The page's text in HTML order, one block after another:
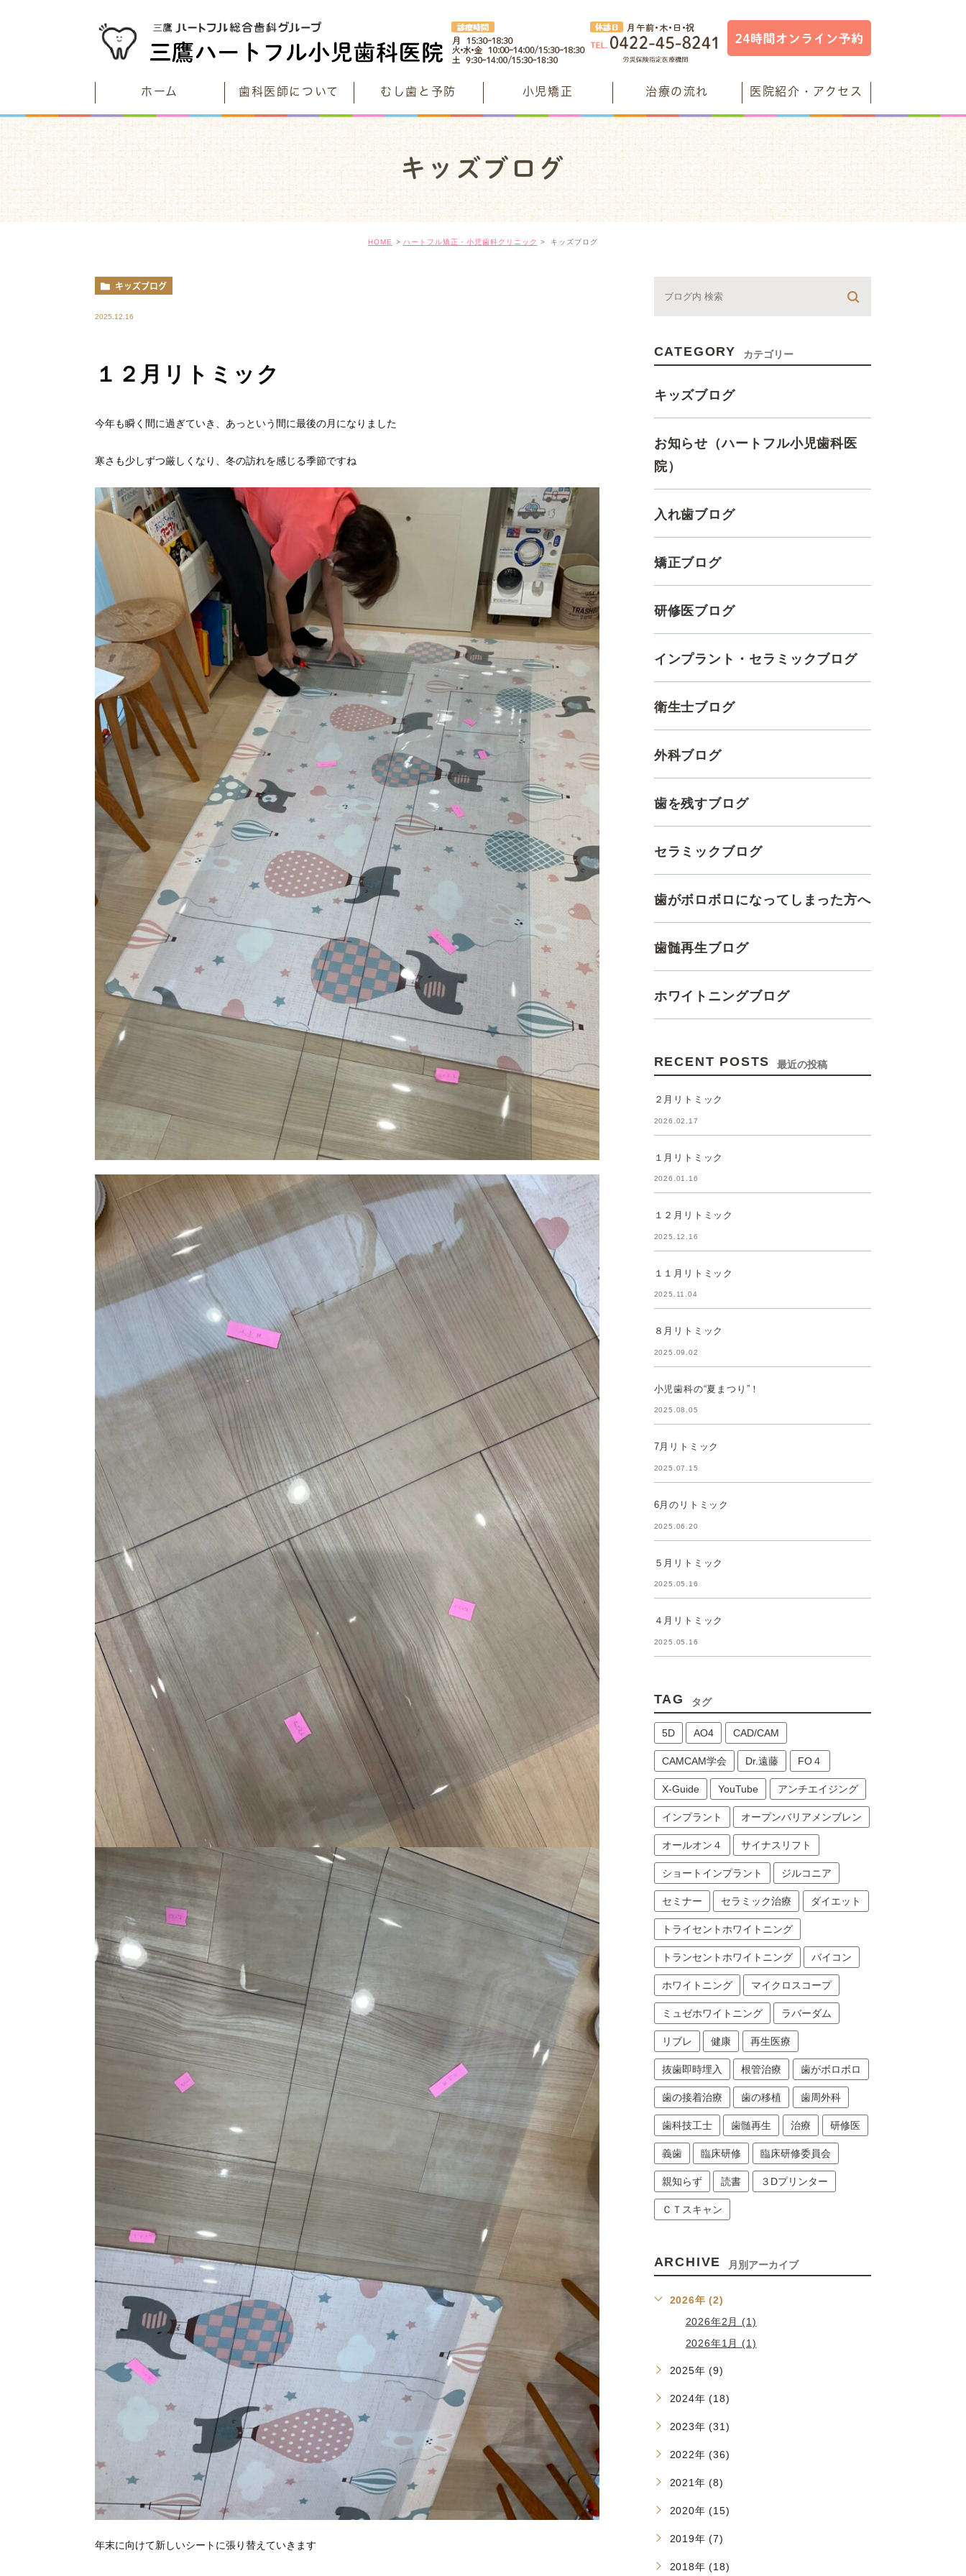
ホーム 歯科医師について むし歯と予防
むし歯について考える
こどもたちのむし歯と予防
むし歯と予防のストーリー
一生自分の歯で過ごそう
年齢別予防
年齢別むし歯予防
年齢別クラブ
たのしみながらむし歯予防
治療・検査について
フッ素イオンでむし歯菌予防
歯を強くするレーザー治療
だ液検査について
小児矯正 治療の流れ 医院紹介・アクセス
当院が目指す未来とは
診療時間
アクセス
安全・安心への取り組み
院内紹介
グループ医院のご紹介
無料託児室(ママタイム)
ハートフル歯科からのメッセージ
理事長のブログ
矯正認定医ミナ先生のブログ
根っこを残すブログ
神経を残すブログ
キッズブログ
HOME ハートフル矯正・小児歯科クリニック キッズブログ
キッズブログ
2025.12.16
１２月リトミック
今年も瞬く間に過ぎていき、あっという間に最後の月になりました
寒さも少しずつ厳しくなり、冬の訪れを感じる季節ですね
年末に向けて新しいシートに張り替えていきます
CATEGORY カテゴリー
キッズブログ
お知らせ（ハートフル小児歯科医
院）
入れ歯ブログ
矯正ブログ
研修医ブログ
インプラント・セラミックブログ
衛生士ブログ
外科ブログ
歯を残すブログ
セラミックブログ
歯がボロボロになってしまった方へ
歯髄再生ブログ
ホワイトニングブログ
RECENT POSTS 最近の投稿
２月リトミック
2026.02.17
１月リトミック
2026.01.16
１２月リトミック
2025.12.16
１１月リトミック
2025.11.04
８月リトミック
2025.09.02
小児歯科の“夏まつり”！
2025.08.05
7月リトミック
2025.07.15
6月のリトミック
2025.06.20
５月リトミック
2025.05.16
４月リトミック
2025.05.16
TAG タグ
5D AO4 CAD/CAM
CAMCAM学会 Dr.遠藤 FO４
X-Guide YouTube アンチエイジング
インプラント オープンバリアメンブレン
オールオン４ サイナスリフト
ショートインプラント ジルコニア
セミナー セラミック治療 ダイエット
トライセントホワイトニング
トランセントホワイトニング バイコン
ホワイトニング マイクロスコープ
ミュゼホワイトニング ラバーダム
リブレ 健康 再生医療
抜歯即時埋入 根管治療 歯がボロボロ
歯の接着治療 歯の移植 歯周外科
歯科技工士 歯髄再生 治療 研修医
義歯 臨床研修 臨床研修委員会
親知らず 読書 ３Dプリンター
ＣＴスキャン
ARCHIVE 月別アーカイブ
2026年 (2)
2026年2月 (1)
2026年1月 (1)
2025年 (9)
2024年 (18)
2023年 (31)
2022年 (36)
2021年 (8)
2020年 (15)
2019年 (7)
2018年 (18)